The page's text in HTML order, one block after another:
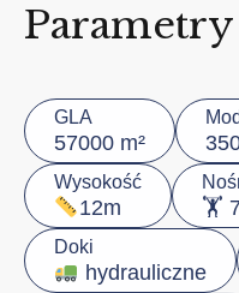
GLA
57000 m²
Wysokość
12m 🏋️
Doki
hydrauliczne